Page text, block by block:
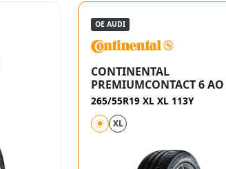
OE AUDI
CONTINENTAL
PREMIUMCONTACT 6 AO
265/55R19 XL XL 113Y
XL